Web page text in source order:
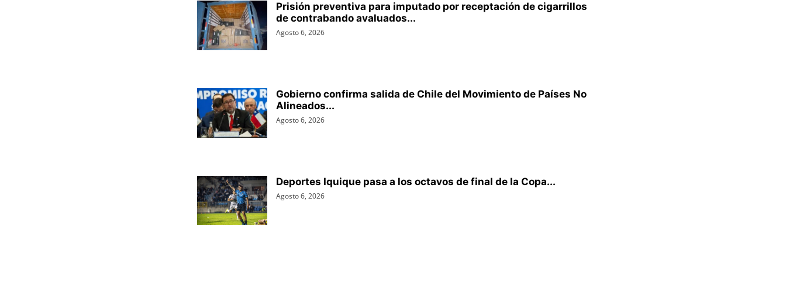
Prisión preventiva para imputado por receptación de cigarrillos
de contrabando avaluados...
Agosto 6, 2026
Gobierno confirma salida de Chile del Movimiento de Países No
Alineados...
Agosto 6, 2026
Deportes Iquique pasa a los octavos de final de la Copa...
Agosto 6, 2026